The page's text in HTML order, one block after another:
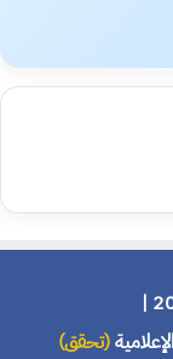
(تحقق)